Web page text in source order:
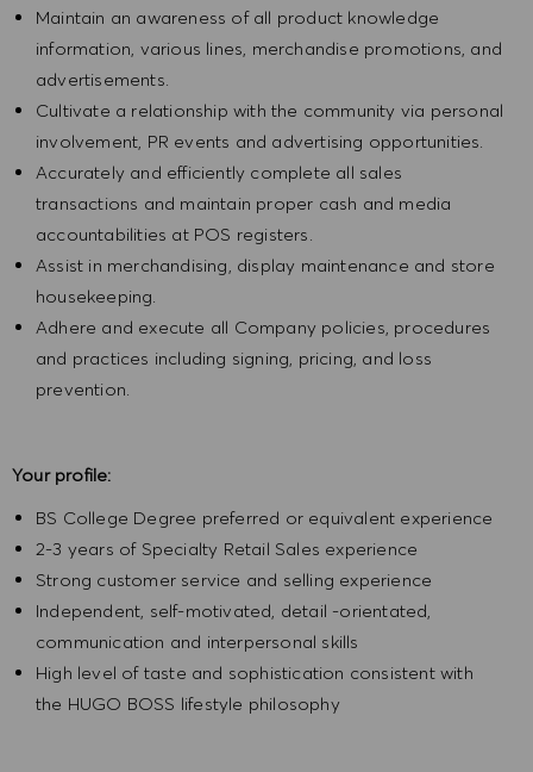
Maintain an awareness of all product knowledge
information, various lines, merchandise promotions, and
advertisements.
Cultivate a relationship with the community via personal
involvement, PR events and advertising opportunities.
Accurately and efficiently complete all sales
transactions and maintain proper cash and media
accountabilities at POS registers.
Assist in merchandising, display maintenance and store
housekeeping.
Adhere and execute all Company policies, procedures
and practices including signing, pricing, and loss
prevention.
Your profile:
BS College Degree preferred or equivalent experience
2-3 years of Specialty Retail Sales experience
Strong customer service and selling experience
Independent, self-motivated, detail -orientated,
communication and interpersonal skills
High level of taste and sophistication consistent with
the HUGO BOSS lifestyle philosophy